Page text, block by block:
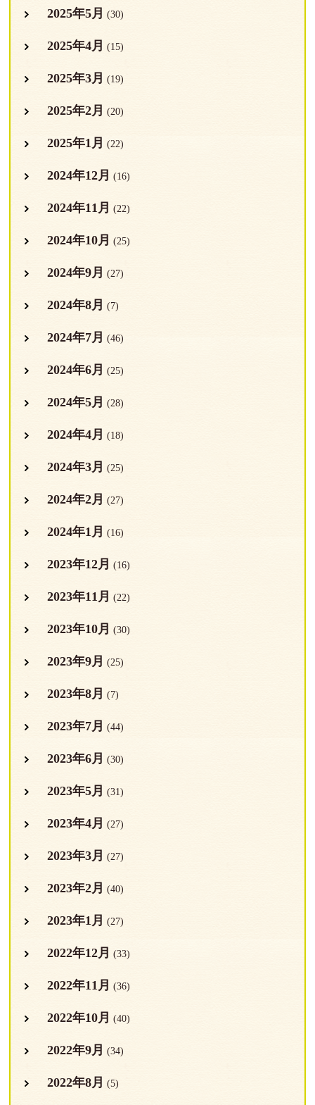
2025年5月 (30)
2025年4月 (15)
2025年3月 (19)
2025年2月 (20)
2025年1月 (22)
2024年12月 (16)
2024年11月 (22)
2024年10月 (25)
2024年9月 (27)
2024年8月 (7)
2024年7月 (46)
2024年6月 (25)
2024年5月 (28)
2024年4月 (18)
2024年3月 (25)
2024年2月 (27)
2024年1月 (16)
2023年12月 (16)
2023年11月 (22)
2023年10月 (30)
2023年9月 (25)
2023年8月 (7)
2023年7月 (44)
2023年6月 (30)
2023年5月 (31)
2023年4月 (27)
2023年3月 (27)
2023年2月 (40)
2023年1月 (27)
2022年12月 (33)
2022年11月 (36)
2022年10月 (40)
2022年9月 (34)
2022年8月 (5)